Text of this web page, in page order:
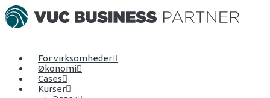
For virksomheder
Økonomi
Cases
Kurser